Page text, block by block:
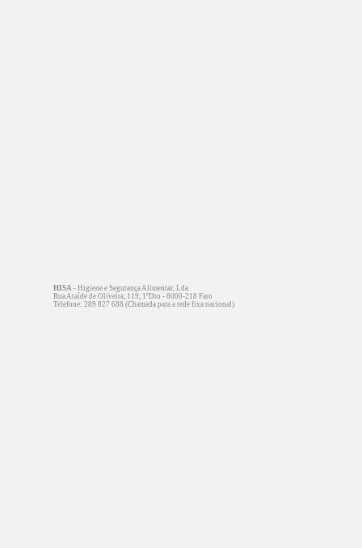
HISA - Higiene e Segurança Alimentar, Lda
Rua Ataíde de Oliveira, 119, 1ºDto - 8000-218 Faro
Telefone: 289 827 688 (Chamada para a rede fixa nacional)